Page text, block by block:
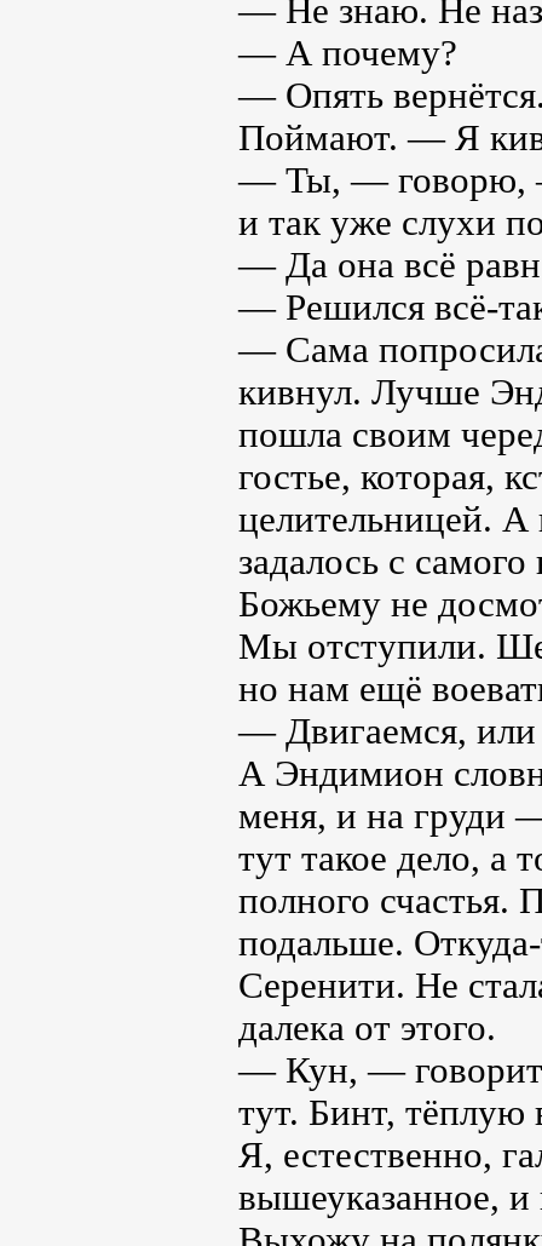
— Не знаю. Не
— А почему?
— Опять
Поймают. — Я
— Ты, — говорю, —
и так уже слухи
— Да она всё
— Решился всё-
— Сама
кивнул. Лучше
пошла своим
гостье, которая,
целительницей.
задалось с
Божьему не
Мы отступили.
но нам ещё
— Двигаемся,
А Эндимион
меня, и на груди
тут такое дело, а
полного счастья.
подальше.
Серенити. Не
далека от этого.
— Кун, — говорит,
тут. Бинт,
Я, естественно,
вышеуказанное,